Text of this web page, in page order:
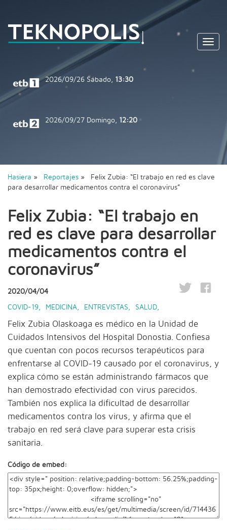
2026/09/26 Sábado, 13:30
2026/09/27 Domingo, 12:20
Hasiera » Reportajes » Felix Zubia: “El trabajo en red es clave
para desarrollar medicamentos contra el coronavirus”
Felix Zubia: “El trabajo en
red es clave para desarrollar
medicamentos contra el
coronavirus”
2020/04/04
COVID-19 MEDICINA ENTREVISTAS SALUD
Felix Zubia Olaskoaga es médico en la Unidad de
Cuidados Intensivos del Hospital Donostia. Confiesa
que cuentan con pocos recursos terapéuticos para
enfrentarse al COVID-19 causado por el coronavirus, y
explica cómo se están administrando fármacos que
han demostrado efectividad con virus parecidos.
También nos explica la dificultad de desarrollar
medicamentos contra los virus, y afirma que el
trabajo en red será clave para superar esta crisis
sanitaria.
Código de embed: